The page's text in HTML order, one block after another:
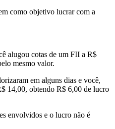
como objetivo lucrar com a
alugou cotas de um FII a R$
mesmo valor.
em alguns dias e você,
14,00, obtendo R$ 6,00 de lucro
envolvidos e o lucro não é